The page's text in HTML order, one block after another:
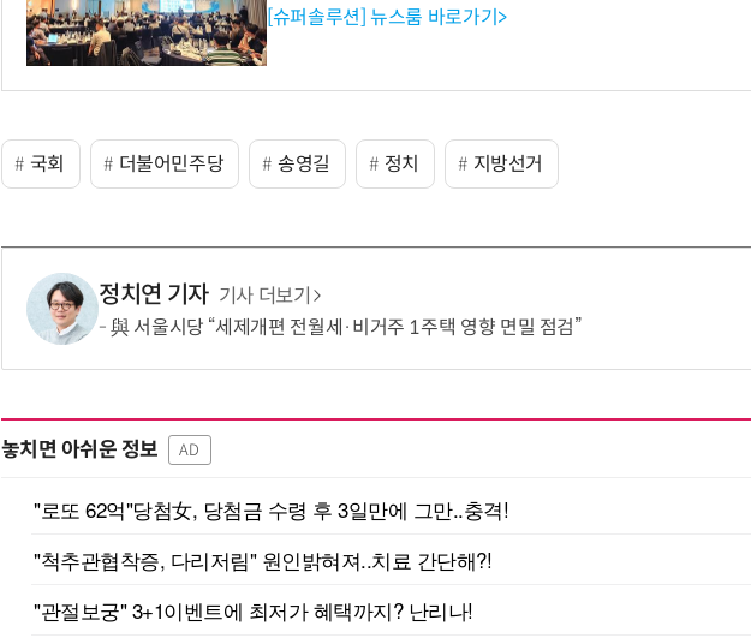
[슈퍼솔루션] 뉴스룸 바로가기>
국회 더불어민주당 송영길 정치 지방선거
정치연 기자 기사 더보기
與 서울시당 “세제개편 전월세·비거주 1주택 영향 면밀 점검”
놓치면 아쉬운 정보 AD